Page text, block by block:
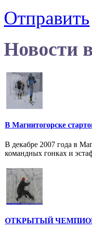
Отправить
Новости
В Магнитогорске
В декабре 2007 года в
командных гонках и
ОТКРЫТЫЙ